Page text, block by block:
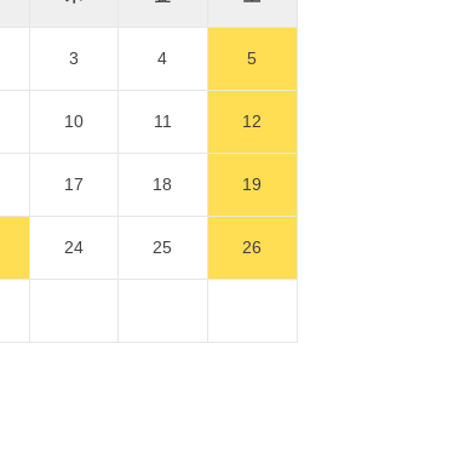
3 4 5
10 11 12
17 18 19
24 25 26